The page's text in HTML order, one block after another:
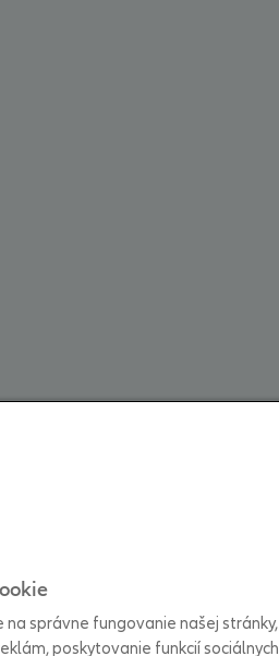
správne fungovanie našej stránky,
poskytovanie funkcií sociálnych